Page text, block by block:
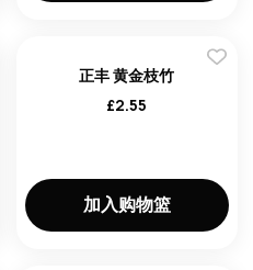
正丰 黄金枝竹
£2.55
加入购物篮